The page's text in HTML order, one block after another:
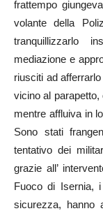
frattempo
volante della
tranquillizzarlo
mediazione e
riusciti ad
vicino al
mentre affluiva in
Sono stati
tentativo dei
grazie all’
Fuoco di Isernia,
sicurezza, hanno